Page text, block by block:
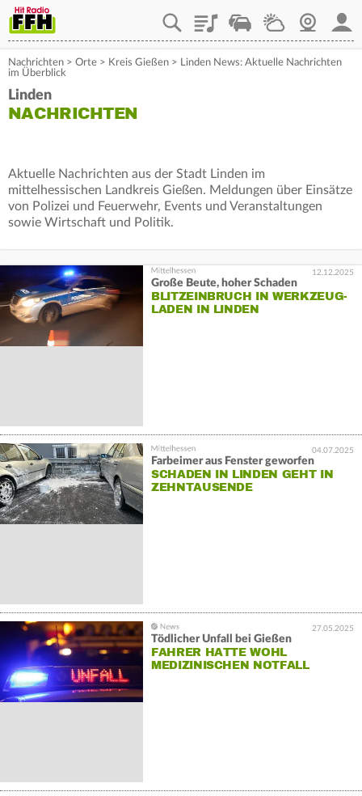
PlaylistStaupilotWetterWebcam
Nachrichten > Orte > Kreis Gießen > Linden News: Aktuelle Nachrichten
im Überblick
Linden
NACHRICHTEN
Aktuelle Nachrichten aus der Stadt Linden im
mittelhessischen Landkreis Gießen. Meldungen über Einsätze
von Polizei und Feuerwehr, Events und Veranstaltungen
sowie Wirtschaft und Politik.
12.12.2025
Große Beute, hoher Schaden
BLITZEINBRUCH IN WERKZEUG-
LADEN IN LINDEN
04.07.2025
Farbeimer aus Fenster geworfen
SCHADEN IN LINDEN GEHT IN
ZEHNTAUSENDE
27.05.2025
Tödlicher Unfall bei Gießen
FAHRER HATTE WOHL
MEDIZINISCHEN NOTFALL